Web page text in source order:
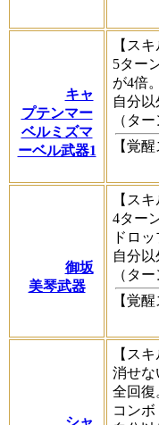
キャ
プテンマー
ベルミズマ
ーベル武器1
【スキ
5ター
が4倍。
自分以
（ター
【覚
御坂
美琴武器
【スキ
4ター
ドロ
自分以
（ター
【覚
シャ
【スキ
消せな
全回復
コンボ